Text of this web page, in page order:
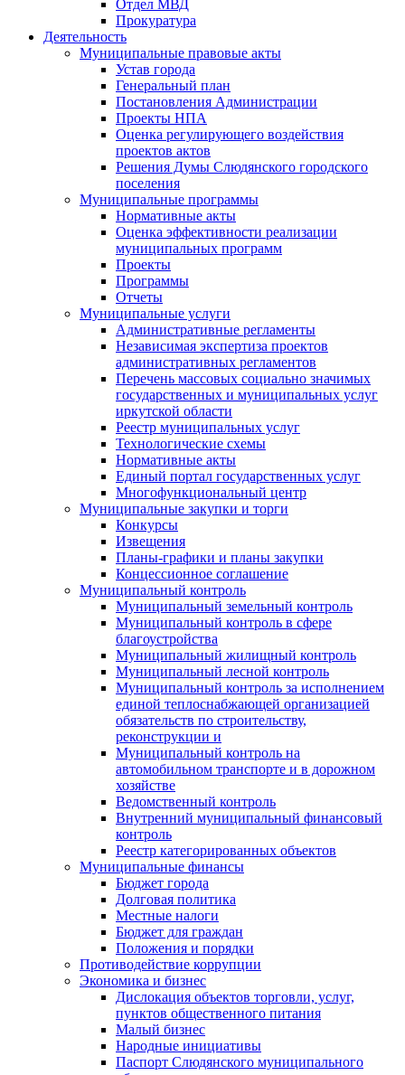
Отдел МВД
Прокуратура
Деятельность
Муниципальные правовые акты
Устав города
Генеральный план
Постановления Администрации
Проекты НПА
Оценка регулирующего воздействия
проектов актов
Решения Думы Слюдянского городского
поселения
Муниципальные программы
Нормативные акты
Оценка эффективности реализации
муниципальных программ
Проекты
Программы
Отчеты
Муниципальные услуги
Административные регламенты
Независимая экспертиза проектов
административных регламентов
Перечень массовых социально значимых
государственных и муниципальных услуг
иркутской области
Реестр муниципальных услуг
Технологические схемы
Нормативные акты
Единый портал государственных услуг
Многофункциональный центр
Муниципальные закупки и торги
Конкурсы
Извещения
Планы-графики и планы закупки
Концессионное соглашение
Муниципальный контроль
Муниципальный земельный контроль
Муниципальный контроль в сфере
благоустройства
Муниципальный жилищный контроль
Муниципальный лесной контроль
Муниципальный контроль за исполнением
единой теплоснабжающей организацией
обязательств по строительству,
реконструкции и
Муниципальный контроль на
автомобильном транспорте и в дорожном
хозяйстве
Ведомственный контроль
Внутренний муниципальный финансовый
контроль
Реестр категорированных объектов
Муниципальные финансы
Бюджет города
Долговая политика
Местные налоги
Бюджет для граждан
Положения и порядки
Противодействие коррупции
Экономика и бизнес
Дислокация объектов торговли, услуг,
пунктов общественного питания
Малый бизнес
Народные инициативы
Паспорт Слюдянского муниципального